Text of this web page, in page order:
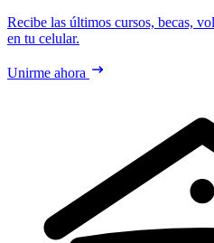
Recibe las últimos cursos, becas,
en tu celular.
Unirme ahora